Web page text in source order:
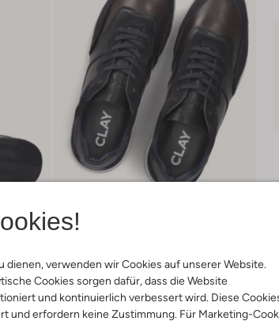
dienen, verwenden wir Cookies auf unserer Website.
Cookies sorgen dafür, dass die Website
und kontinuierlich verbessert wird. Diese
und erfordern keine Zustimmung. Für Marketing-
& Rückgabe